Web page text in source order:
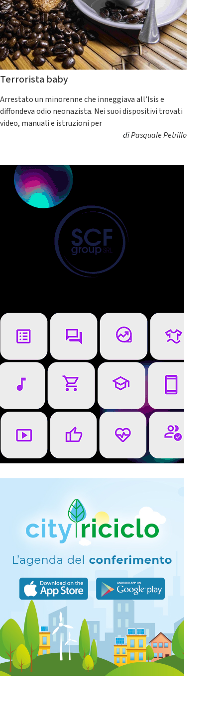
Terrorista baby
Arrestato un minorenne che inneggiava all’Isis e
diffondeva odio neonazista. Nei suoi dispositivi trovati
video, manuali e istruzioni per
diPasquale Petrillo